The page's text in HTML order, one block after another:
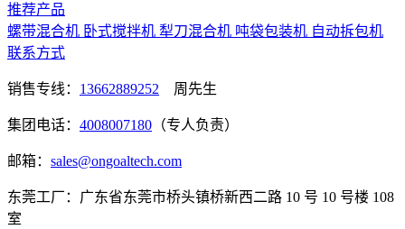
推荐产品
螺带混合机 卧式搅拌机 犁刀混合机 吨袋包装机 自动拆包机
联系方式
销售专线： 13662889252 周先生
集团电话： 4008007180 （专人负责）
邮箱： sales@ongoaltech.com
东莞工厂：广东省东莞市桥头镇桥新西二路 10 号 10 号楼 108
室